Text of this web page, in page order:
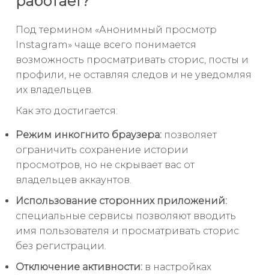
Под термином «Анонимный просмотр
Instagram» чаще всего понимается
возможность просматривать сторис, посты и
профили, не оставляя следов и не уведомляя
их владельцев.
Как это достигается:
Режим инкогнито браузера: позволяет
ограничить сохранение истории
просмотров, но не скрывает вас от
владельцев аккаунтов.
Использование сторонних приложений:
специальные сервисы позволяют вводить
имя пользователя и просматривать сторис
без регистрации.
Отключение активности: в настройках